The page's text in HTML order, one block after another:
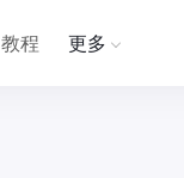
教程 更多